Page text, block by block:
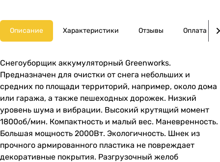
Описание Характеристики Отзывы Оплата
Снегоуборщик аккумуляторный Greenworks.
Предназначен для очистки от снега небольших и
средних по площади территорий, например, около дома
или гаража, а также пешеходных дорожек. Низкий
уровень шума и вибрации. Высокий крутящий момент
1800об/мин. Компактность и малый вес. Маневренность.
Большая мощность 2000Вт. Экологичность. Шнек из
прочного армированного пластика не повреждает
декоративные покрытия. Разгрузочный желоб